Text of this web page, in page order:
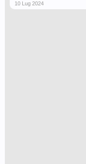
10 Lug 2024